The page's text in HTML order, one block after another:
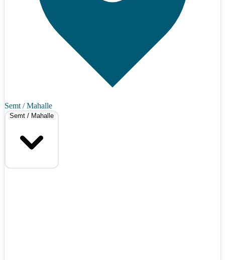
Semt / Mahalle
Semt / Mahalle